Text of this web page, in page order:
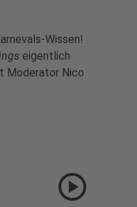
Wissen!
eigentlich
Moderator Nico
play_circle